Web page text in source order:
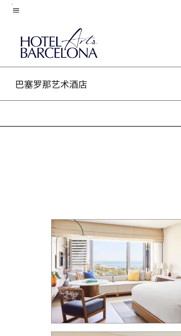
Skip
main
content
巴塞罗那艺术酒店